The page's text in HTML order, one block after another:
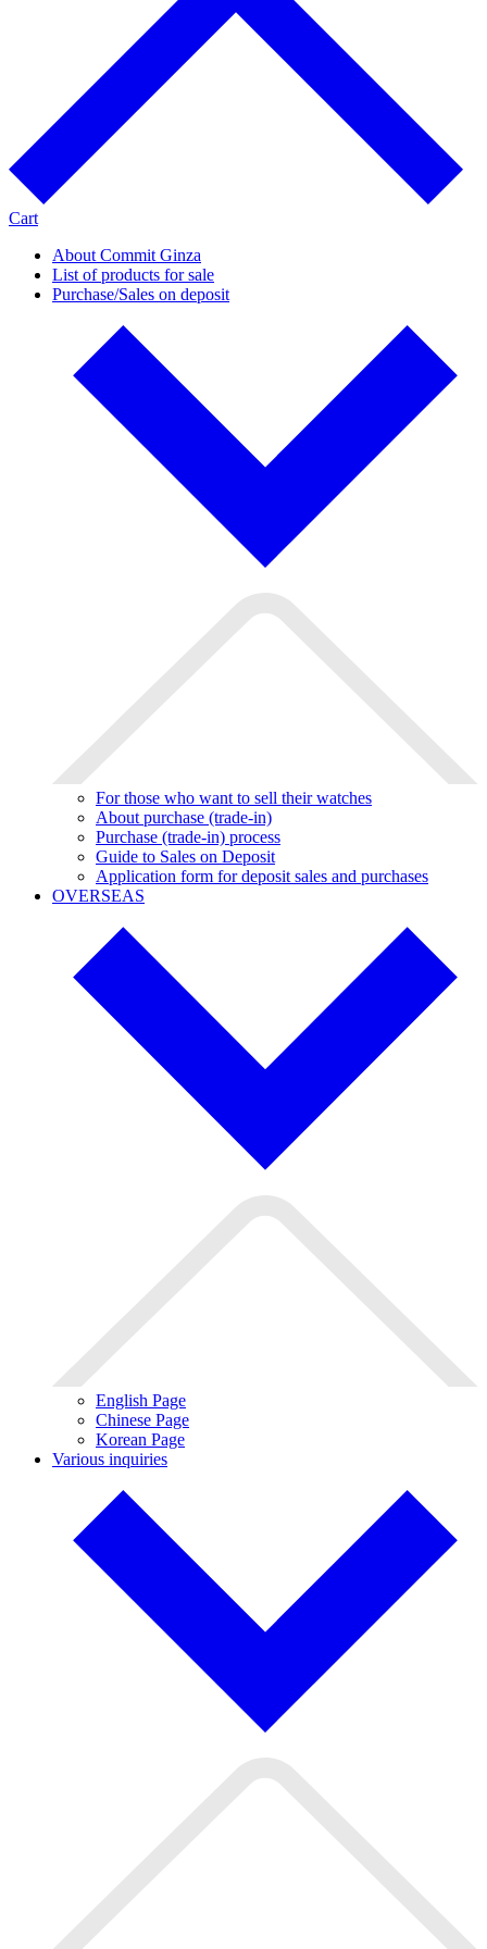
Cart
About Commit Ginza
List of products for sale
Purchase/Sales on deposit
For those who want to sell their watches
About purchase (trade-in)
Purchase (trade-in) process
Guide to Sales on Deposit
Application form for deposit sales and purchases
OVERSEAS
English Page
Chinese Page
Korean Page
Various inquiries